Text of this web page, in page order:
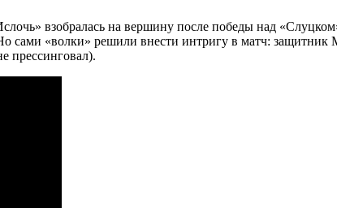
взобралась на вершину после победы над
сами «волки» решили внести интригу в матч: защитник
прессинговал).